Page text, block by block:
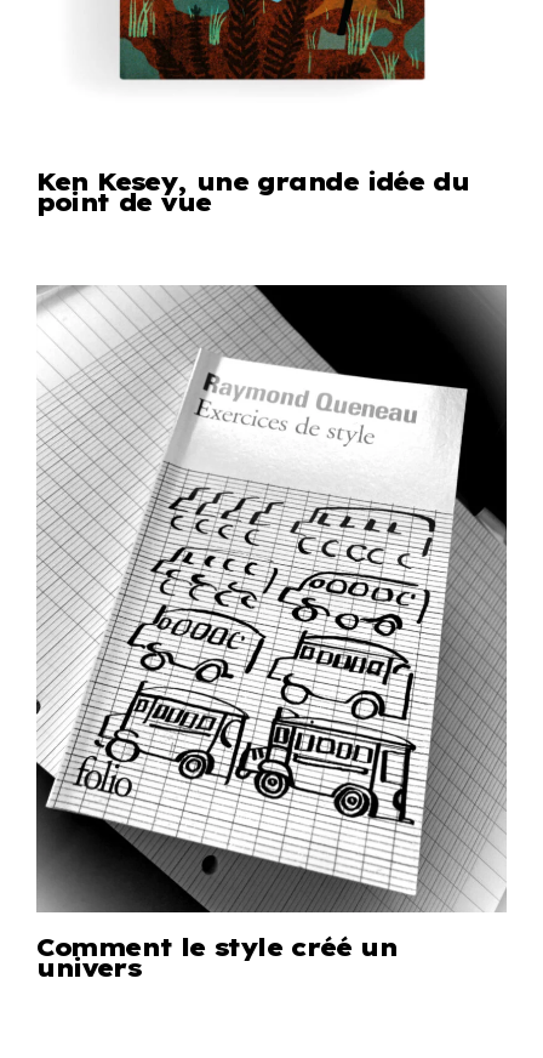
Ken Kesey, une grande idée du
point de vue
Comment le style créé un
univers